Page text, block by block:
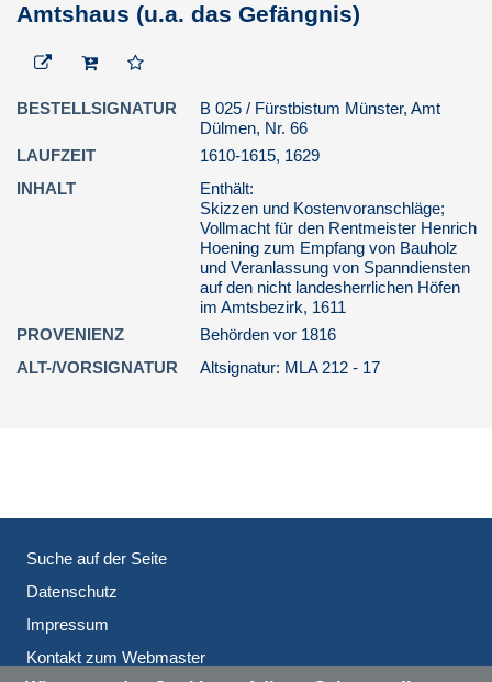
Werne
B 032u-058 / Fürstbistum Münster,
B 059 / Fürstbistum Münster, Landtag
B 060 / Fürstbistum Münster, Ritterschaft
B 061 / Fürstbistum Münster,
Pfennigkammer
B 062u / Fürstbistum Münster,
Invalidenfonds / Urkunden
B 063u / Fürstbistum Münster,
Landesschulden / Urkunden
1.2.1.5. Städte, Wigbolde, Gilden, Zünfte
1.2.2. Fürstbistum Paderborn
1.2.3. Fürstbistum Osnabrück: Amt Reckenberg
1.3. Westfälische Fürstabteien (C)
1.4. Preußisches Westfalen (D)
Amtshaus (u.a. das Gefängnis)
BESTELLSIGNATUR
B 025 / Fürstbistum Münster, Amt
Dülmen, Nr. 66
LAUFZEIT
1610-1615, 1629
INHALT
Enthält:
Skizzen und Kostenvoranschläge;
Vollmacht für den Rentmeister Henrich
Hoening zum Empfang von Bauholz
und Veranlassung von Spanndiensten
auf den nicht landesherrlichen Höfen
im Amtsbezirk, 1611
PROVENIENZ
Behörden vor 1816
ALT-/VORSIGNATUR
Altsignatur: MLA 212 - 17
Suche auf der Seite
Datenschutz
Impressum
Kontakt zum Webmaster